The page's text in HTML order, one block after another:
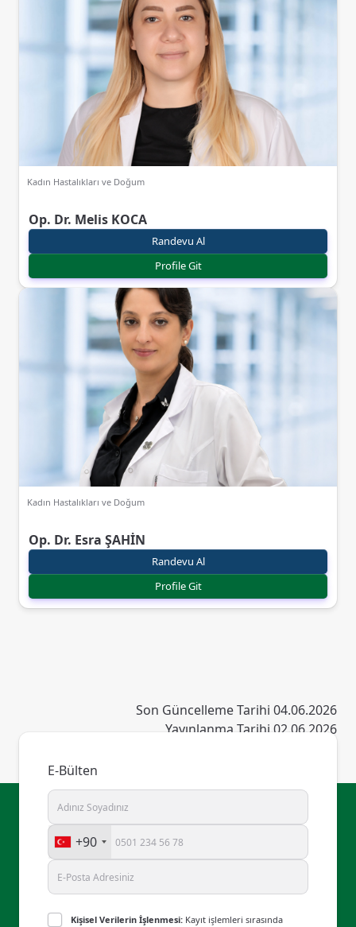
Kadın Hastalıkları ve Doğum
Op. Dr. Melis KOCA
Randevu Al
Profile Git
Kadın Hastalıkları ve Doğum
Op. Dr. Esra ŞAHİN
Randevu Al
Profile Git
Son Güncelleme Tarihi 04.06.2026
Yayınlanma Tarihi 02.06.2026
E-Bülten
+90
Kişisel Verilerin İşlenmesi: Kayıt işlemleri sırasında